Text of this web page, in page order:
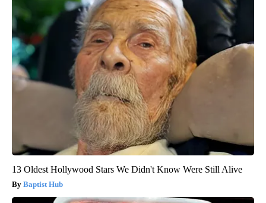
13 Oldest Hollywood Stars We Didn't Know Were Still Alive
Baptist Hub